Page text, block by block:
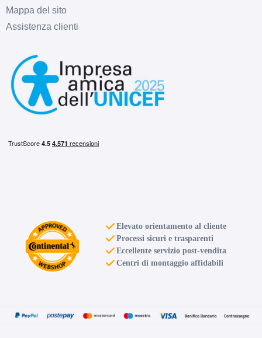
Mappa del sito
Assistenza clienti
Elevato orientamento al cliente
Processi sicuri e trasparenti
Eccellente servizio post-vendita
Centri di montaggio affidabili